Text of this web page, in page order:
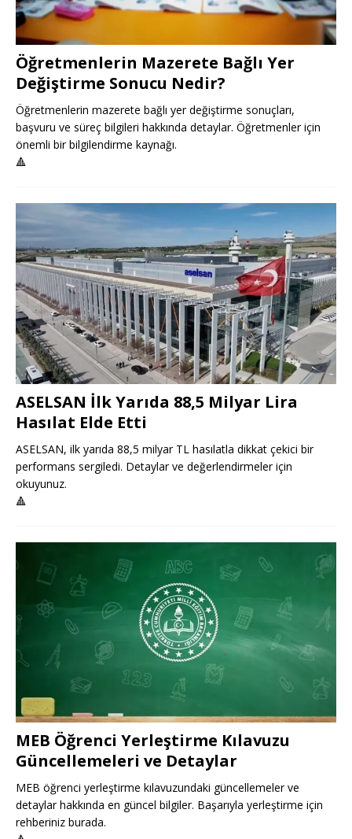
Öğretmenlerin Mazerete Bağlı Yer
Değiştirme Sonucu Nedir?
Öğretmenlerin mazerete bağlı yer değiştirme sonuçları,
başvuru ve süreç bilgileri hakkında detaylar. Öğretmenler için
önemli bir bilgilendirme kaynağı.
🔺
ASELSAN İlk Yarıda 88,5 Milyar Lira
Hasılat Elde Etti
ASELSAN, ilk yarıda 88,5 milyar TL hasılatla dikkat çekici bir
performans sergiledi. Detaylar ve değerlendirmeler için
okuyunuz.
🔺
MEB Öğrenci Yerleştirme Kılavuzu
Güncellemeleri ve Detaylar
MEB öğrenci yerleştirme kılavuzundaki güncellemeler ve
detaylar hakkında en güncel bilgiler. Başarıyla yerleştirme için
rehberiniz burada.